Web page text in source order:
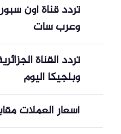
وعرب سات
تردد القناة
وبلجيكا اليوم
أسعار العملات